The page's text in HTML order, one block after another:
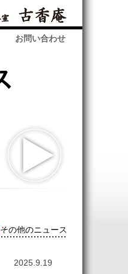
お問い合わせ
その他のニュース
2025.9.19